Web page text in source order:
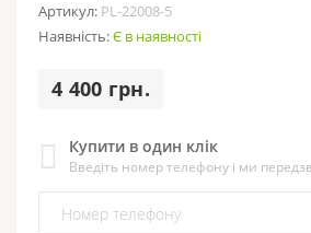
Артикул: PL-22008-5
Наявність:Є в наявності
4 400 грн.
Купити в один клік
Введіть номер телефону і ми